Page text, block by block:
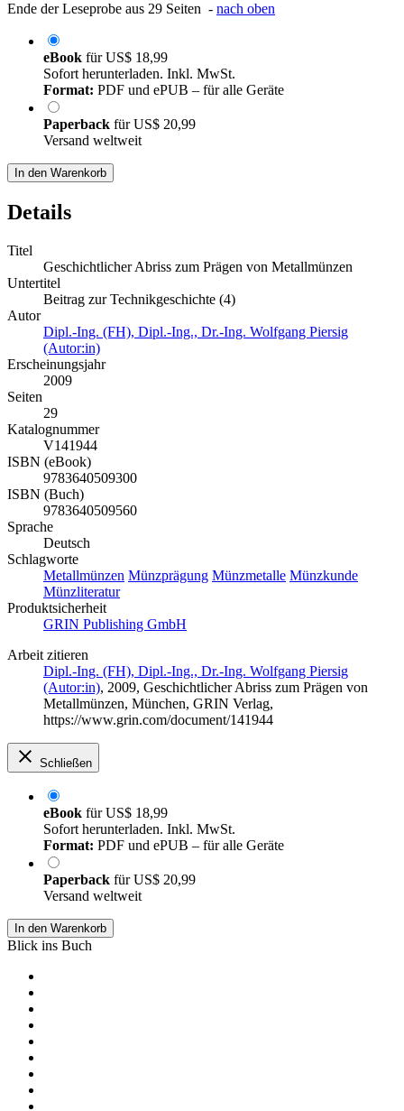
Ende der Leseprobe aus 29 Seiten - nach oben
eBook fürUS$ 18,99
Sofort herunterladen. Inkl. MwSt.
Format: PDF und ePUB – für alle Geräte
Paperback fürUS$ 20,99
Versand weltweit
In den Warenkorb
Details
Titel
Geschichtlicher Abriss zum Prägen von Metallmünzen
Untertitel
Beitrag zur Technikgeschichte (4)
Autor
Dipl.-Ing. (FH), Dipl.-Ing., Dr.-Ing. Wolfgang Piersig
(Autor:in)
Erscheinungsjahr
2009
Seiten
29
Katalognummer
V141944
ISBN (eBook)
9783640509300
ISBN (Buch)
9783640509560
Sprache
Deutsch
Schlagworte
Metallmünzen Münzprägung Münzmetalle Münzkunde
Münzliteratur
Produktsicherheit
GRIN Publishing GmbH
Arbeit zitieren
Dipl.-Ing. (FH), Dipl.-Ing., Dr.-Ing. Wolfgang Piersig
(Autor:in), 2009, Geschichtlicher Abriss zum Prägen von
Metallmünzen, München, GRIN Verlag,
https://www.grin.com/document/141944
Schließen
eBook fürUS$ 18,99
Sofort herunterladen. Inkl. MwSt.
Format: PDF und ePUB – für alle Geräte
Paperback fürUS$ 20,99
Versand weltweit
In den Warenkorb
Blick ins Buch